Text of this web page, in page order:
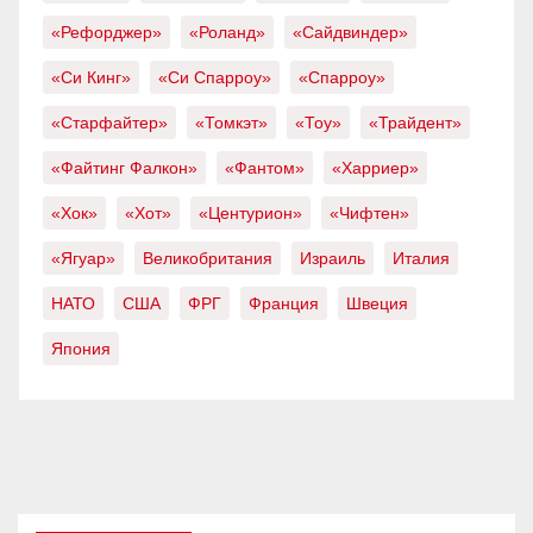
«Рефорджер» «Роланд» «Сайдвиндер»
«Си Кинг» «Си Спарроу» «Спарроу»
«Старфайтер» «Томкэт» «Тоу» «Трайдент»
«Файтинг Фалкон» «Фантом» «Харриер»
«Хок» «Хот» «Центурион» «Чифтен»
«Ягуар» Великобритания Израиль Италия
НАТО США ФРГ Франция Швеция
Япония